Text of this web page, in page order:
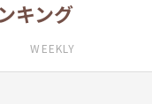
キング
WEEKLY